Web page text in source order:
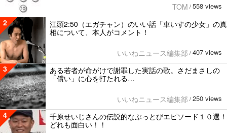
TOM / 558 views
2
江頭2:50（エガチャン）のいい話「車いすの少女」の真
相について、本人がコメント！
いいねニュース編集部 / 407 views
3
ある若者が命がけで謝罪した実話の歌。さだまさしの
「償い」に心を打たれる…
いいねニュース編集部 / 250 views
4
千原せいじさんの伝説的なぶっとびエピソード１０選！
どれも面白い！！